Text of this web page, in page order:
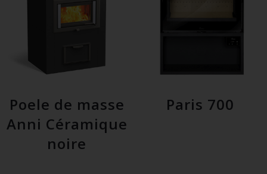
Poele de masse
Anni Céramique
noire
Paris 700